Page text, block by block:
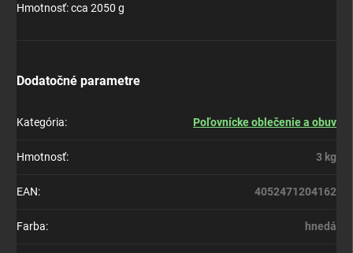
Hmotnosť: cca 2050 g
Dodatočné parametre
Kategória: Poľovnícke oblečenie a obuv
Hmotnosť: 3 kg
EAN: 4052471204162
Farba: hnedá